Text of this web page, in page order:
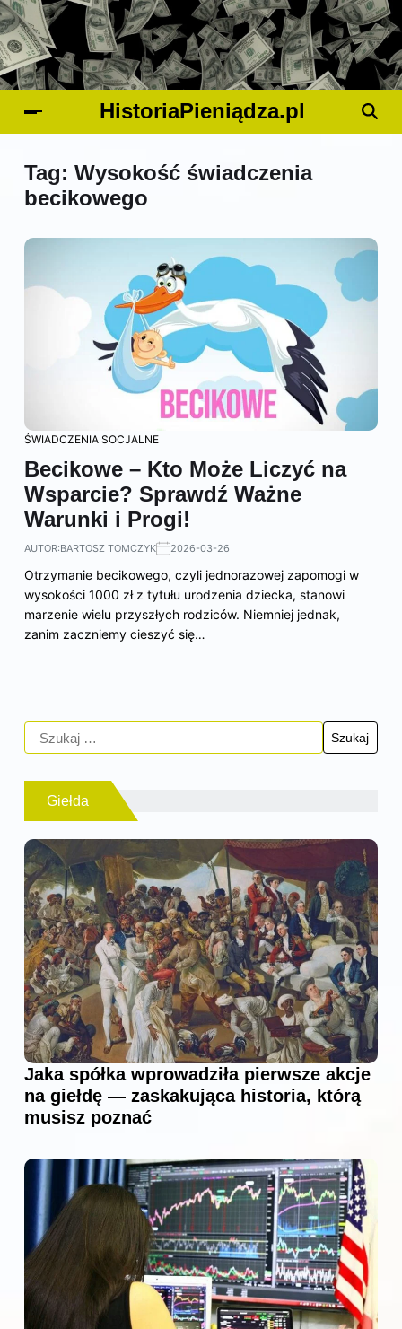
HistoriaPieniądza.pl
Tag: Wysokość świadczenia
becikowego
ŚWIADCZENIA SOCJALNE
Becikowe – Kto Może Liczyć na
Wsparcie? Sprawdź Ważne
Warunki i Progi!
AUTOR:BARTOSZ TOMCZYK 2026-03-26
Otrzymanie becikowego, czyli jednorazowej zapomogi w
wysokości 1000 zł z tytułu urodzenia dziecka, stanowi
marzenie wielu przyszłych rodziców. Niemniej jednak,
zanim zaczniemy cieszyć się…
Giełda
Jaka spółka wprowadziła pierwsze akcje
na giełdę — zaskakująca historia, którą
musisz poznać